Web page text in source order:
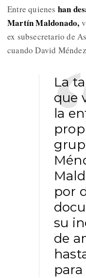
Entre quienes han
Martín Maldonado,
ex subsecretario de
cuando David
La
que
la
por
su
de